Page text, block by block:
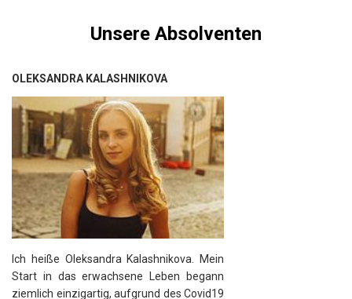
Unsere Absolventen
OLEKSANDRA KALASHNIKOVA
Ich heiße Oleksandra Kalashnikova. Mein
Start in das erwachsene Leben begann
ziemlich einzigartig, aufgrund des Covid19